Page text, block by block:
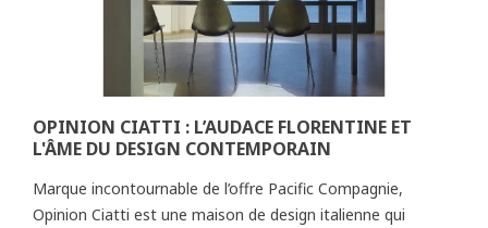
OPINION CIATTI : L’AUDACE FLORENTINE ET
L'ÂME DU DESIGN CONTEMPORAIN
Marque incontournable de l’offre Pacific Compagnie,
Opinion Ciatti est une maison de design italienne qui